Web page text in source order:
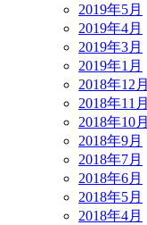
2019年5月
2019年4月
2019年3月
2019年1月
2018年12月
2018年11月
2018年10月
2018年9月
2018年7月
2018年6月
2018年5月
2018年4月